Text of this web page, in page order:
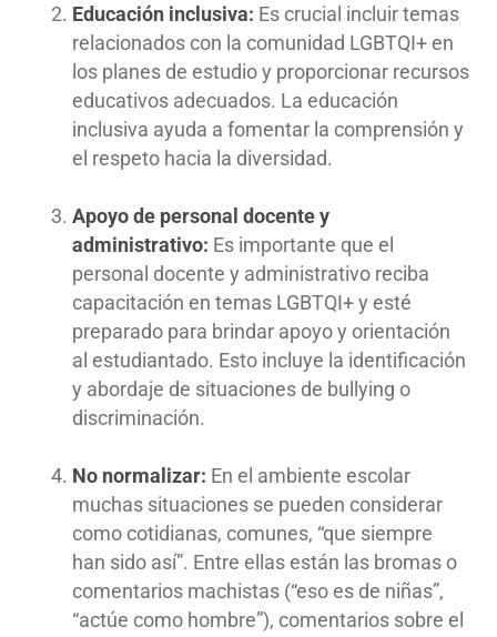
Educación inclusiva: Es crucial incluir temas
relacionados con la comunidad LGBTQI+ en
los planes de estudio y proporcionar recursos
educativos adecuados. La educación
inclusiva ayuda a fomentar la comprensión y
el respeto hacia la diversidad.
Apoyo de personal docente y
administrativo: Es importante que el
personal docente y administrativo reciba
capacitación en temas LGBTQI+ y esté
preparado para brindar apoyo y orientación
al estudiantado. Esto incluye la identificación
y abordaje de situaciones de bullying o
discriminación.
No normalizar: En el ambiente escolar
muchas situaciones se pueden considerar
como cotidianas, comunes, “que siempre
han sido así”. Entre ellas están las bromas o
comentarios machistas (“eso es de niñas”,
“actúe como hombre”), comentarios sobre el